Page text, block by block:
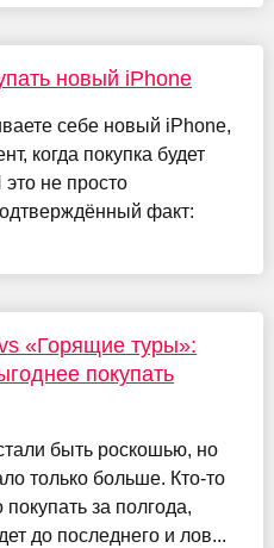
новый iPhone
себе новый iPhone,
когда покупка будет
не просто
факт:
«Горящие туры»:
покупать
быть роскошью, но
только больше. Кто-то
за полгода,
до последнего и лов...